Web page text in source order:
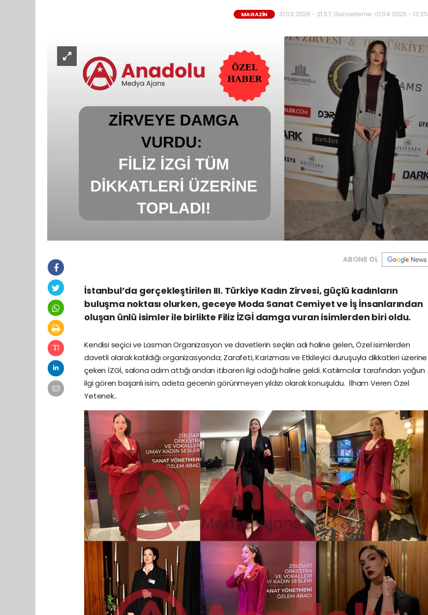
MAGAZIN 31.03.2026 - 21:57, Güncelleme: 01.04.2026 - 13:25
ABONE OL
İstanbul’da gerçekleştirilen III. Türkiye Kadın Zirvesi, güçlü kadınların
buluşma noktası olurken, geceye Moda Sanat Cemiyet ve İş İnsanlarından
oluşan ünlü isimler ile birlikte Filiz İZGİ damga vuran isimlerden biri oldu.
Kendisi seçici ve Lasman Organizasyon ve davetlerin seçkin adı haline gelen, Özel isimlerden
davetli olarak katıldığı organizasyonda; Zarafeti, Karizması ve Etkileyici duruşuyla dikkatleri üzerine
çeken İZGİ, salona adım attığı andan itibaren ilgi odağı haline geldi. Katılımcılar tarafından yoğun
ilgi gören başarılı isim, adeta gecenin görünmeyen yıldızı olarak konuşuldu. İlham Veren Özel
Yetenek..